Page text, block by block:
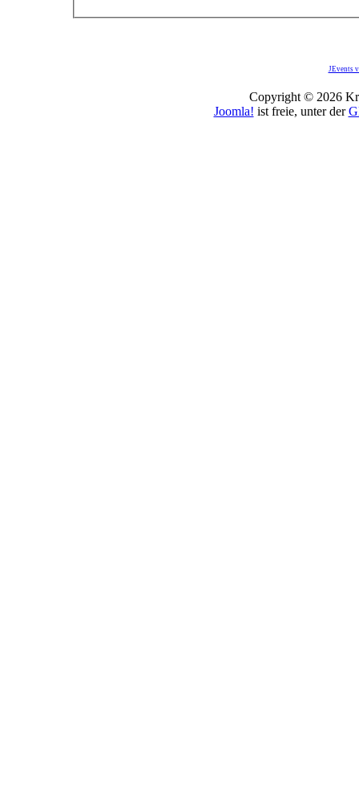
JEvents
Copyright © 2026
Joomla! ist freie, unter der